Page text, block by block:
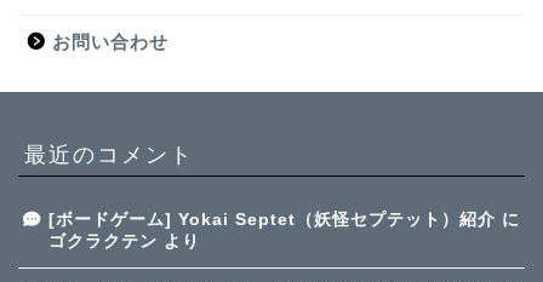
お問い合わせ
最近のコメント
[ボードゲーム] Yokai Septet（妖怪セプテット）紹介 に
ゴクラクテン より